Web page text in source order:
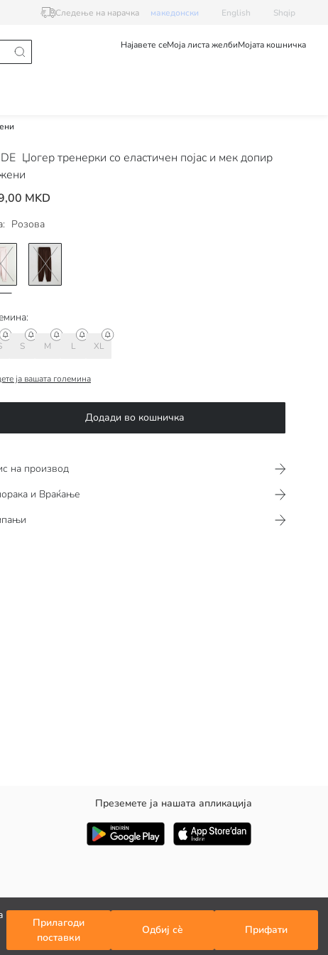
Прилагоди
поставки
Одбиј сè Прифати
Следење на нарачка македонски English Shqip
Најавете сеМоја листа желбиМојата кошничка
Џогер тренерки со еластичен појас и мек допир
MKD
Розова
S M L XL
ја вашата големина
Додади во кошничка
на производ
и Враќање
Преземете ја нашата апликација